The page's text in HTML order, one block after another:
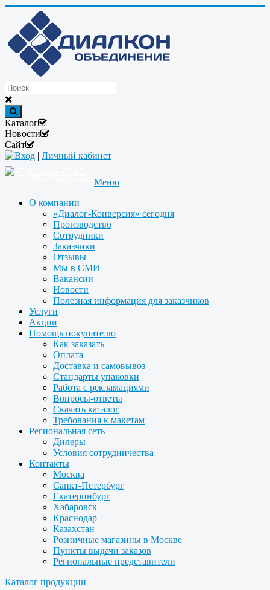
Каталог
Новости
Сайт
Вход | Личный кабинет
Меню
О компании
«Диалог-Конверсия» сегодня
Производство
Сотрудники
Заказчики
Отзывы
Мы в СМИ
Вакансии
Новости
Полезная информация для заказчиков
Услуги
Акции
Помощь покупателю
Как заказать
Оплата
Доставка и самовывоз
Стандарты упаковки
Работа с рекламациями
Вопросы-ответы
Скачать каталог
Требования к макетам
Региональная сеть
Дилеры
Условия сотрудничества
Контакты
Москва
Санкт-Петербург
Екатеринбург
Хабаровск
Краснодар
Казахстан
Розничные магазины в Москве
Пункты выдачи заказов
Региональные представители
Каталог продукции